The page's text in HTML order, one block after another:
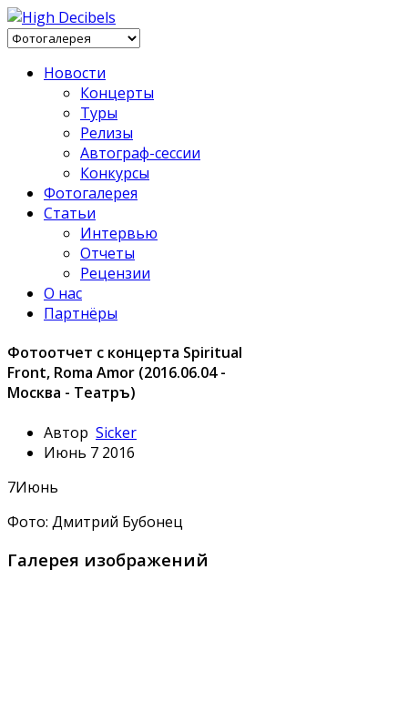
Новости
Концерты
Туры
Релизы
Автограф-сессии
Конкурсы
Фотогалерея
Статьи
Интервью
Отчеты
Рецензии
О нас
Партнёры
Фотоотчет с концерта Spiritual
Front, Roma Amor (2016.06.04 -
Москва - Театръ)
Автор Sicker
Июнь 7 2016
7Июнь
Фото: Дмитрий Бубонец
Галерея изображений